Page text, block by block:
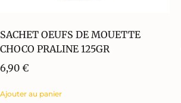
SACHET OEUFS DE MOUETTE
CHOCO PRALINE 125GR
6,90 €
Ajouter au panier